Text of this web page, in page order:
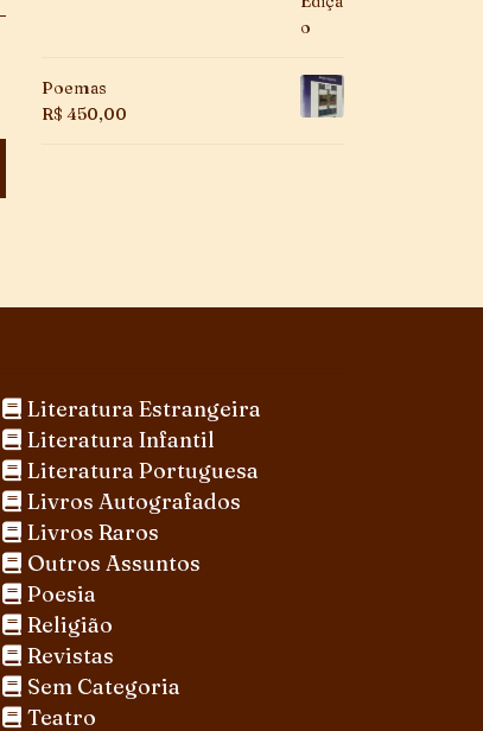
Poemas
R$ 450,00
Literatura Estrangeira
Literatura Infantil
Literatura Portuguesa
Livros Autografados
Livros Raros
Outros Assuntos
Poesia
Religião
Revistas
Sem Categoria
Teatro